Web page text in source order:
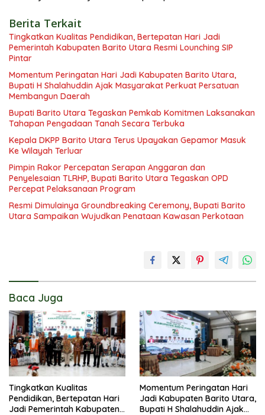
Berita Terkait
Tingkatkan Kualitas Pendidikan, Bertepatan Hari Jadi
Pemerintah Kabupaten Barito Utara Resmi Lounching SIP
Pintar
Momentum Peringatan Hari Jadi Kabupaten Barito Utara,
Bupati H Shalahuddin Ajak Masyarakat Perkuat Persatuan
Membangun Daerah
Bupati Barito Utara Tegaskan Pemkab Komitmen Laksanakan
Tahapan Pengadaan Tanah Secara Terbuka
Kepala DKPP Barito Utara Terus Upayakan Gepamor Masuk
Ke Wilayah Terluar
Pimpin Rakor Percepatan Serapan Anggaran dan
Penyelesaian TLRHP, Bupati Barito Utara Tegaskan OPD
Percepat Pelaksanaan Program
Resmi Dimulainya Groundbreaking Ceremony, Bupati Barito
Utara Sampaikan Wujudkan Penataan Kawasan Perkotaan
Baca Juga
Tingkatkan Kualitas
Pendidikan, Bertepatan Hari
Jadi Pemerintah Kabupaten
Momentum Peringatan Hari
Jadi Kabupaten Barito Utara,
Bupati H Shalahuddin Ajak